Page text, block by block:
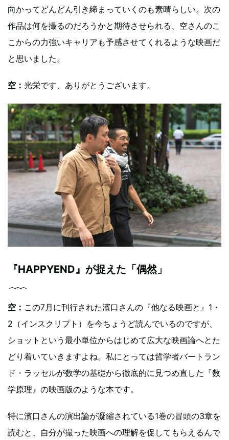
向かってどんどん引き締まっていくのも素晴らしい。次の
作品は何を撮るのだろうかと期待させられる、空さんのこ
こからの力強いキャリアも予感させてくれるような映画だ
と思いました。
空： 光栄です、ありがとうございます。
『HAPPYEND』が捉えた「偶然」
空： この7月に刊行された濱口さんの『他なる映画と』1・
2（インスクリプト）を今ちょうど読んでいるのですが、
ショットという最小単位からはじめて広大な映画論へとた
どり着いていきますよね。私にとっては哲学者バートラン
ド・ラッセルが数学の基礎から徹底的に見つめ直した『数
学原理』の映画版のような本です。
特に濱口さんの演出論が凝縮されている1巻の冒頭の3章を
読むと、自分が撮った映画への理解を促してもらえるんで